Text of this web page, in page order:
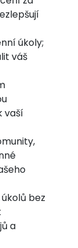
úkoly;
váš
vaší
bez
a